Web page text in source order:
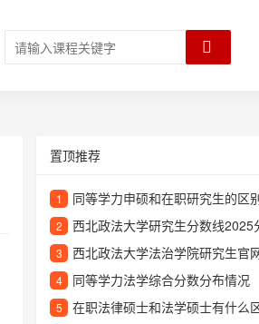
置顶推荐
1 同等学力申硕和在职研究生的区别,公
2 西北政法大学研究生分数线2025
3 西北政法大学法治学院研究生官
4 同等学力法学综合分数分布情况
5 在职法律硕士和法学硕士有什么区别？哪个